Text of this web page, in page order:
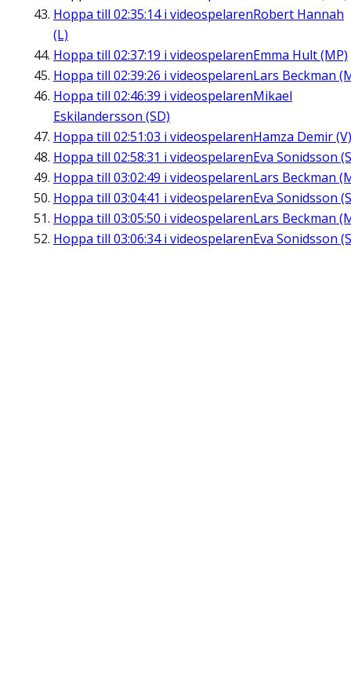
Hoppa till 02:35:14i videospelarenRobert Hannah
(L)
Hoppa till 02:37:19 i videospelarenEmma Hult (MP)
Hoppa till 02:39:26 i videospelarenLars Beckman
Hoppa till 02:46:39 i videospelarenMikael
Eskilandersson (SD)
Hoppa till 02:51:03 i videospelarenHamza Demir (V)
Hoppa till 02:58:31 i videospelarenEva Sonidsson
Hoppa till 03:02:49 i videospelarenLars Beckman
Hoppa till 03:04:41 i videospelarenEva Sonidsson
Hoppa till 03:05:50 i videospelarenLars Beckman
Hoppa till 03:06:34i videospelarenEva Sonidsson